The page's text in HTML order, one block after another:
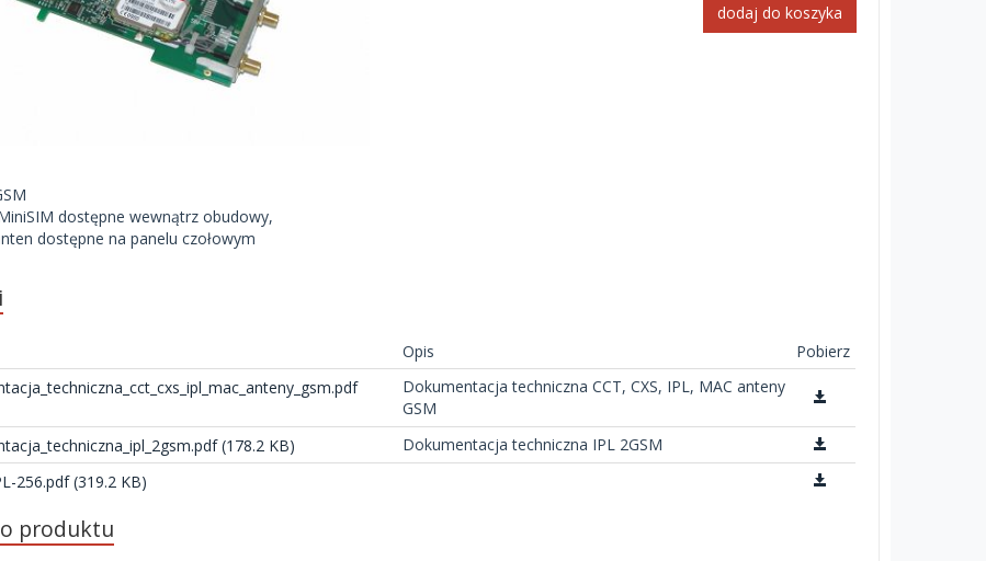
dodaj do koszyka
dostępne wewnątrz obudowy,
dostępne na panelu czołowym
Opis
Pobierz
Dokumentacja techniczna CCT, CXS, IPL, MAC anteny
GSM
(178.2 KB)
Dokumentacja techniczna IPL 2GSM
256.pdf (319.2 KB)
produktu